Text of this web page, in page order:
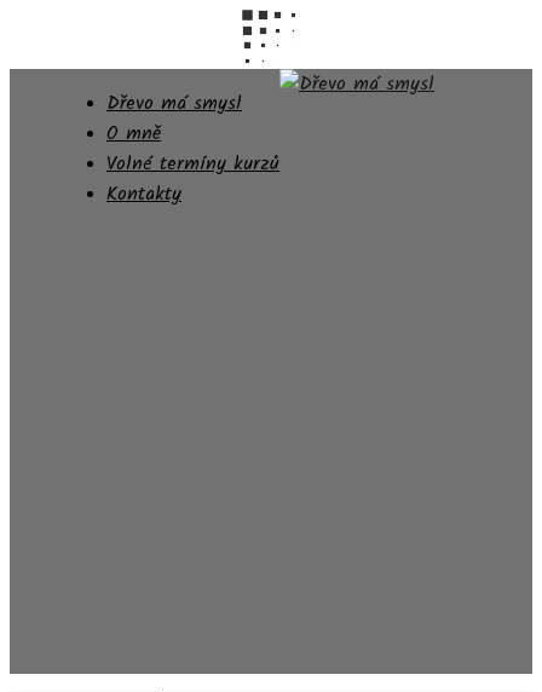
Dřevo má smysl
O mně
Volné termíny kurzů
Kontakty